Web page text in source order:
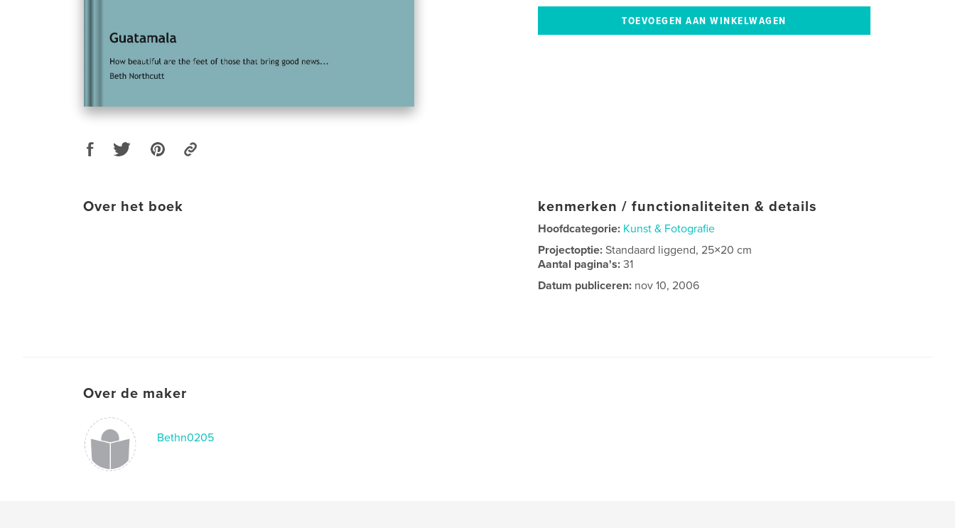
Over het boek kenmerken / functionaliteiten & details
Hoofdcategorie: Kunst & Fotografie
Projectoptie:Standaard liggend, 25×20 cm
Aantal pagina's:31
Datum publiceren: nov 10, 2006
Over de maker
Bethn0205